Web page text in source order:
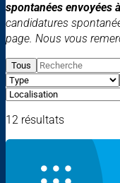
spontanées envoyées
candidatures
page. Nous vous
Tous
12 résultats